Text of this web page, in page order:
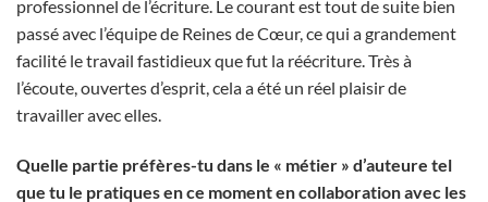
professionnel de l’écriture. Le courant est tout de suite bien
passé avec l’équipe de Reines de Cœur, ce qui a grandement
facilité le travail fastidieux que fut la réécriture. Très à
l’écoute, ouvertes d’esprit, cela a été un réel plaisir de
travailler avec elles.
Quelle partie préfères-tu dans le « métier » d’auteure tel
que tu le pratiques en ce moment en collaboration avec les